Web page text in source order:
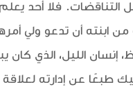
فلا أحد
ابنته أن تدعو ولي
الليل، الذي كان
طبعًا عن إدارته